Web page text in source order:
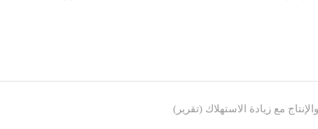
مع زيادة الاستهلاك (تقرير)